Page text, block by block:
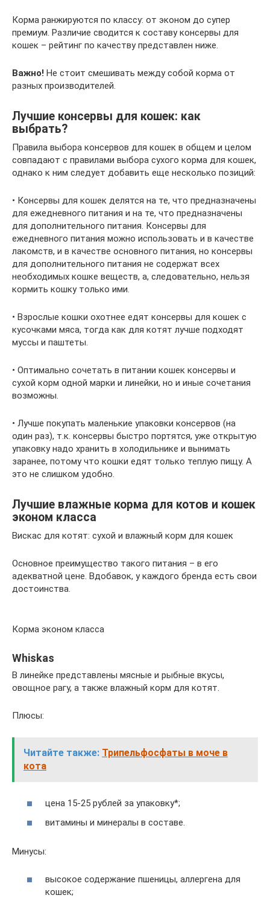
Корма ранжируются по классу: от эконом до супер
премиум. Различие сводится к составу консервы для
кошек – рейтинг по качеству представлен ниже.
Важно! Не стоит смешивать между собой корма от
разных производителей.
Лучшие консервы для кошек: как
выбрать?
Правила выбора консервов для кошек в общем и целом
совпадают с правилами выбора сухого корма для кошек,
однако к ним следует добавить еще несколько позиций:
• Консервы для кошек делятся на те, что предназначены
для ежедневного питания и на те, что предназначены
для дополнительного питания. Консервы для
ежедневного питания можно использовать и в качестве
лакомств, и в качестве основного питания, но консервы
для дополнительного питания не содержат всех
необходимых кошке веществ, а, следовательно, нельзя
кормить кошку только ими.
• Взрослые кошки охотнее едят консервы для кошек с
кусочками мяса, тогда как для котят лучше подходят
муссы и паштеты.
• Оптимально сочетать в питании кошек консервы и
сухой корм одной марки и линейки, но и иные сочетания
возможны.
• Лучше покупать маленькие упаковки консервов (на
один раз), т.к. консервы быстро портятся, уже открытую
упаковку надо хранить в холодильнике и вынимать
заранее, потому что кошки едят только теплую пищу. А
это не слишком удобно.
Лучшие влажные корма для котов и кошек
эконом класса
Вискас для котят: сухой и влажный корм для кошек
Основное преимущество такого питания – в его
адекватной цене. Вдобавок, у каждого бренда есть свои
достоинства.
Корма эконом класса
Whiskas
В линейке представлены мясные и рыбные вкусы,
овощное рагу, а также влажный корм для котят.
Плюсы:
Читайте также: Трипельфосфаты в моче в
кота
цена 15-25 рублей за упаковку*;
витамины и минералы в составе.
Минусы:
высокое содержание пшеницы, аллергена для
кошек;